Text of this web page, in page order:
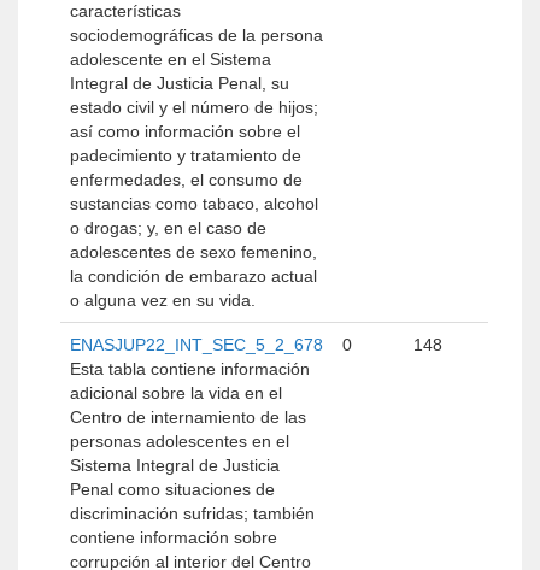
características
sociodemográficas de la persona
adolescente en el Sistema
Integral de Justicia Penal, su
estado civil y el número de hijos;
así como información sobre el
padecimiento y tratamiento de
enfermedades, el consumo de
sustancias como tabaco, alcohol
o drogas; y, en el caso de
adolescentes de sexo femenino,
la condición de embarazo actual
o alguna vez en su vida.
ENASJUP22_INT_SEC_5_2_678
Esta tabla contiene información
adicional sobre la vida en el
Centro de internamiento de las
personas adolescentes en el
Sistema Integral de Justicia
Penal como situaciones de
discriminación sufridas; también
contiene información sobre
corrupción al interior del Centro
0 148